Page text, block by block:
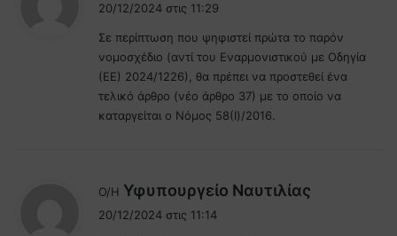
ι
:
20/12/2024 στις 11:29
Σε περίπτωση που ψηφιστεί πρώτα το παρόν
νομοσχέδιο (αντί του Εναρμονιστικού με Οδηγία
(ΕΕ) 2024/1226), θα πρέπει να προστεθεί ένα
τελικό άρθρο (νέο άρθρο 37) με το οποίο να
καταργείται ο Νόμος 58(Ι)/2016.
Ο/Η Υφυπουργείο Ναυτιλίας
20/12/2024 στις 11:14